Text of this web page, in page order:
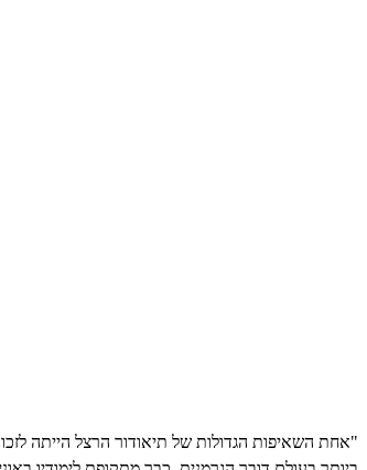
"אחת השאיפות הגדולות של תיאודור הרצל הייתה